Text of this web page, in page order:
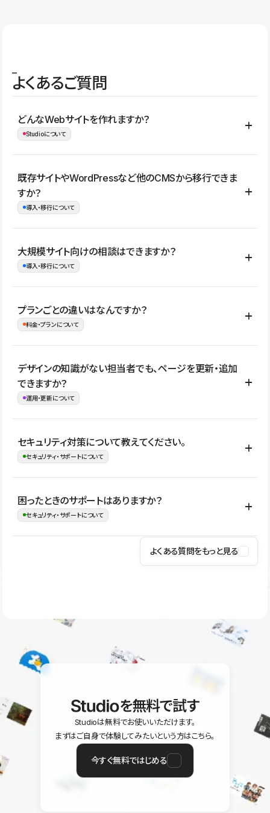
よくあるご質問
どんなWebサイトを作れますか？
Studioについて
コーポレートサイト、サービスサイト、LP、採用サイト、ブロ
グ・メディア、イベントサイト、店舗・商品紹介サイト、ポートフ
ォリオなど幅広く制作できます。
既存サイトやWordPressなど他のCMSから移行できま
すか？
導入・移行について
はい。既存サイトの構成やコンテンツ、URLを整理したうえで、
Studio上に再構築する形で移行できます。 WordPressの場合は、
イト全体のデザインや設定がそのまま移行されるわけではないた
め、移行後にページ構成やデザイン、CMS設計、URL・リダイレク
大規模サイト向けの相談はできますか？
導入・移行について
はい。アクセス規模が大きいサイトや、複数部門での運用、権限管
理、セキュリティ確認、既存システムとの連携など、個別の要件が
ない段階でも、お問い合わせください。
お問合せはこちら
プランごとの違いはなんですか？
料金・プランについて
公開ページ数、バージョン履歴の期間、CMS利用数の上限、権限
管理の有無などがプランごとに異なります。詳しくは料金プランペ
ージをご覧ください。
デザインの知識がない担当者でも、ページを更新・追加
できますか？
運用・更新について
はい。CMSやコンポーネントを活用して更新範囲を設計しておく
ことで、デザインを崩しにくい状態で運用できます。 さらにコン
ながらレイアウトに影響を与えずに更新作業を進めやすくなりま
す。
セキュリティ対策について教えてください。
セキュリティ・サポートについて
Studioでは、公開サイトやサービスを安全に利用できるよう、通信
の暗号化、データ保護、アクセス管理、脆弱性対策など、複数の観
はSSL/TLSによる通信暗号化に対応しており、悪質なスクリプトの
困ったときのサポートはありますか？
セキュリティ・サポートについて
操作方法や機能については、ヘルプセンターでご確認いただけま
ユーザー同士で質問・相談できるコミュニティもご利用ください。
よくある質問をもっと見る
を無料で試す
Studioは無料でお使いいただけます。
まずはご自身で体験してみたいという方はこちら。
今すぐ無料ではじめる